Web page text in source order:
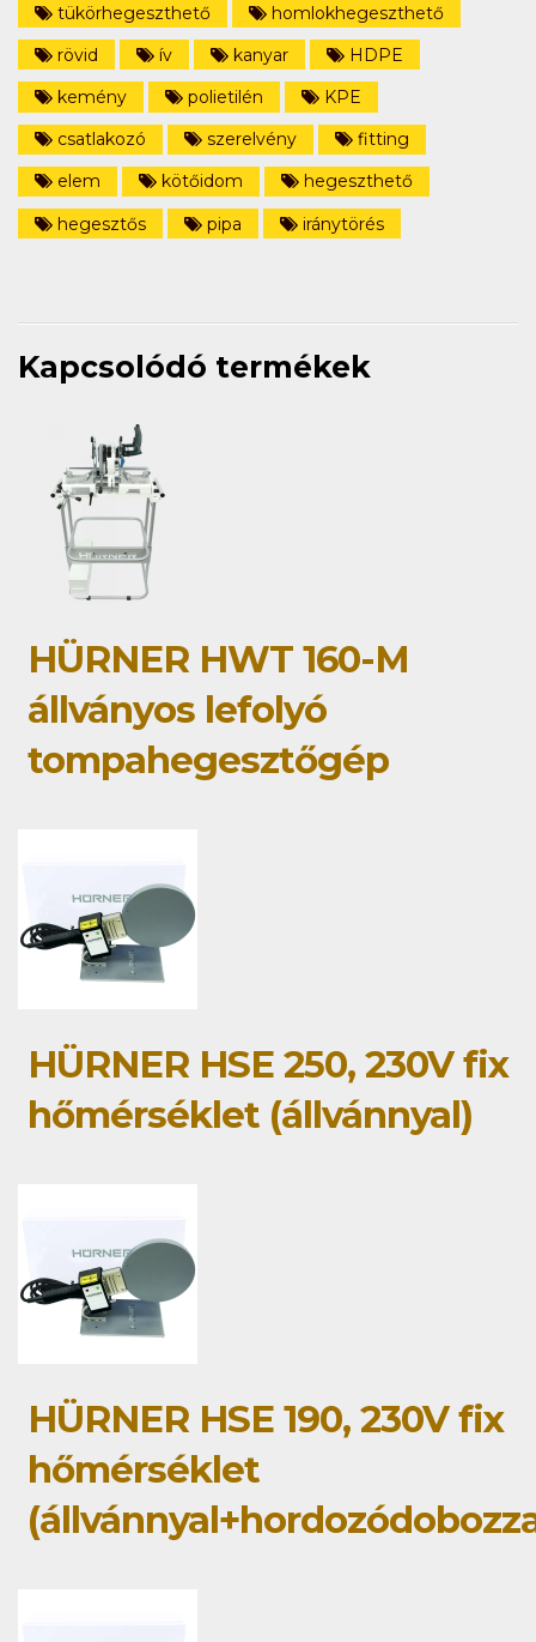
tükörhegeszthető
homlokhegeszthető
rövid
ív kanyar
HDPE
kemény
polietilén
KPE
csatlakozó
szerelvény
fitting
elem
kötőidom
hegeszthető
hegesztős
pipa iránytörés
Kapcsolódó termékek
HÜRNER HWT 160-M
állványos lefolyó
tompahegesztőgép
HÜRNER HSE 250, 230V fix
hőmérséklet (állvánnyal)
HÜRNER HSE 190, 230V fix
hőmérséklet